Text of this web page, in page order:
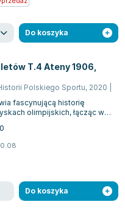
studentów
studentów
Do koszyka
T.4 Ateny 1906,
Polskiego Sportu, 2020
fascynującą historię
olimpijskich, łącząc w
z zakresu his...
Do koszyka